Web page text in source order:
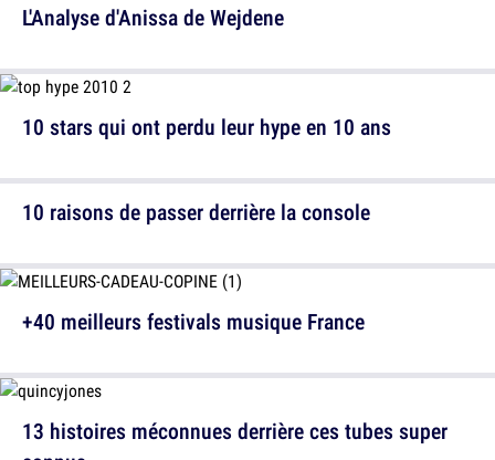
10 stars qui ont perdu leur hype en 10 ans
+40 meilleurs festivals musique France
L'Analyse d'Anissa de Wejdene
10 raisons de passer derrière la console
13 histoires méconnues derrière ces tubes super